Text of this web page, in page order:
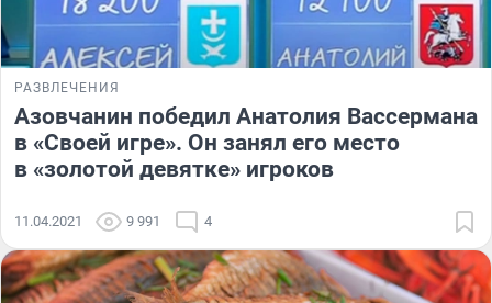
РАЗВЛЕЧЕНИЯ
Азовчанин победил Анатолия Вассермана
в «Своей игре». Он занял его место
в «золотой девятке» игроков
11.04.2021 9 991 4